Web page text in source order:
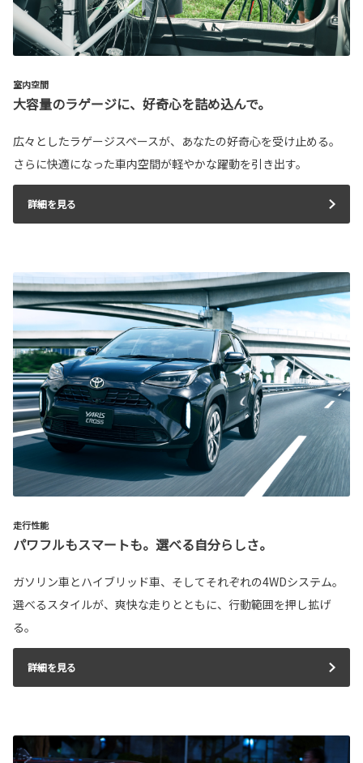
室内空間
大容量のラゲージに、好奇心を詰め込んで。
広々としたラゲージスペースが、あなたの好奇心を受け止める。
さらに快適になった車内空間が軽やかな躍動を引き出す。
詳細を見る
走行性能
パワフルもスマートも。選べる自分らしさ。
ガソリン車とハイブリッド車、そしてそれぞれの4WDシステム。
選べるスタイルが、爽快な走りとともに、行動範囲を押し拡げ
る。
詳細を見る